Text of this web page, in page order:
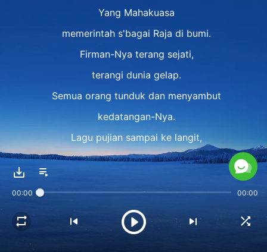
Yang Mahakuasa
memerintah s'bagai Raja di bumi.
Firman-Nya terang sejati,
terangi dunia gelap.
Semua orang tunduk dan menyambut
kedatangan-Nya.
Lagu pujian sampai ke langit,
Tuhan di atas takhta.
Kita makan dan minum firman-Nya,
00:00 00:00